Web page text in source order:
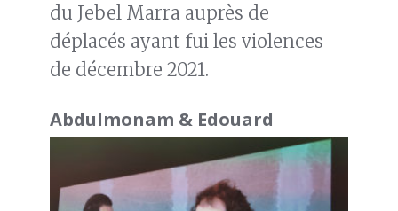
du Jebel Marra auprès de
déplacés ayant fui les violences
de décembre 2021.
Abdulmonam & Edouard